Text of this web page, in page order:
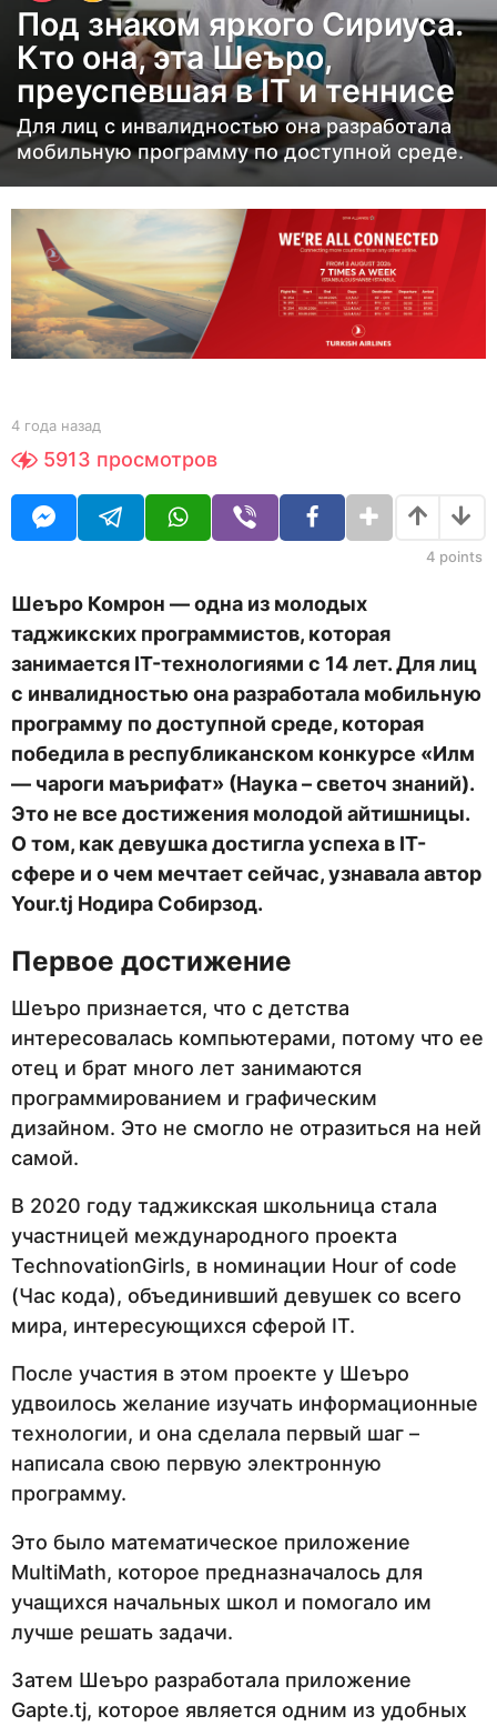
а
н
а
з
д
г
о
д
а
а
з
Под знаком яркого Сириуса.
Кто она, эта Шеъро,
преуспевшая в IT и теннисе
Для лиц с инвалидностью она разработала
мобильную программу по доступной среде.
b
Y
O
R
4 года назад
о
а
н
д
5913 просмотров
4 points
Шеъро Комрон — одна из молодых
таджикских программистов, которая
занимается IT-технологиями с 14 лет. Для лиц
с инвалидностью она разработала мобильную
программу по доступной среде, которая
победила в республиканском конкурсе «Илм
— чароги маърифат» (Наука – светоч знаний).
Это не все достижения молодой айтишницы.
О том, как девушка достигла успеха в IТ-
сфере и о чем мечтает сейчас, узнавала автор
Your.tj Нодира Собирзод.
Первое достижение
Шеъро признается, что с детства
интересовалась компьютерами, потому что ее
отец и брат много лет занимаются
программированием и графическим
дизайном. Это не смогло не отразиться на ней
самой.
В 2020 году таджикская школьница стала
участницей международного проекта
TechnovationGirls, в номинации Hour of code
(Час кода), объединивший девушек со всего
мира, интересующихся сферой IT.
После участия в этом проекте у Шеъро
удвоилось желание изучать информационные
технологии, и она сделала первый шаг –
написала свою первую электронную
программу.
Это было математическое приложение
MultiMath, которое предназначалось для
учащихся начальных школ и помогало им
лучше решать задачи.
Затем Шеъро разработала приложение
Gapte.tj, которое является одним из удобных